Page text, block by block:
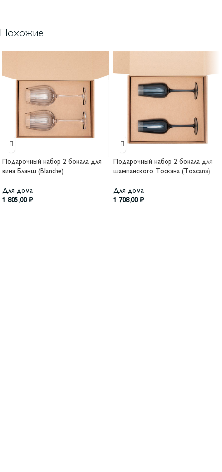
Похожие
Подарочный набор 2 бокала для
вина Бланш (Blanche)
Для дома
1 805,00 ₽
Подарочный набор 2 бокала для
шампанского Тоскана (Toscana)
Для дома
1 708,00 ₽